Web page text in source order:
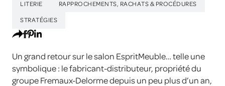
LITERIE RAPPROCHEMENTS, RACHATS & PROCÉDURES
STRATÉGIES
Un grand retour sur le salon EspritMeuble… telle une
symbolique : le fabricant-distributeur, propriété du
groupe Fremaux-Delorme depuis un peu plus d’un an,